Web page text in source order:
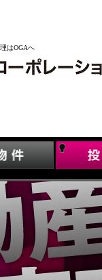
はOGAへ